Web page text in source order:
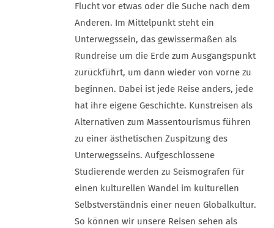
Flucht vor etwas oder die Suche nach dem
Anderen. Im Mittelpunkt steht ein
Unterwegssein, das gewissermaßen als
Rundreise um die Erde zum Ausgangspunkt
zurückführt, um dann wieder von vorne zu
beginnen. Dabei ist jede Reise anders, jede
hat ihre eigene Geschichte. Kunstreisen als
Alternativen zum Massentourismus führen
zu einer ästhetischen Zuspitzung des
Unterwegsseins. Aufgeschlossene
Studierende werden zu Seismografen für
einen kulturellen Wandel im kulturellen
Selbstverständnis einer neuen Globalkultur.
So können wir unsere Reisen sehen als